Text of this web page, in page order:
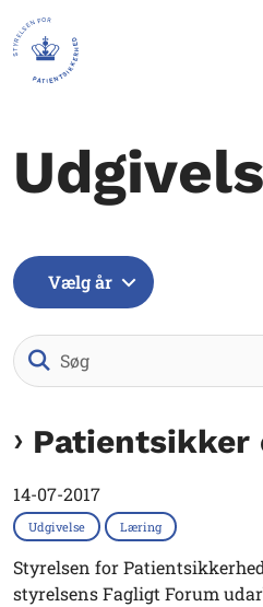
Vælg år
Patientsikker
14-07-2017
Udgivelse Læring
Styrelsen for
styrelsens Fagligt Forum